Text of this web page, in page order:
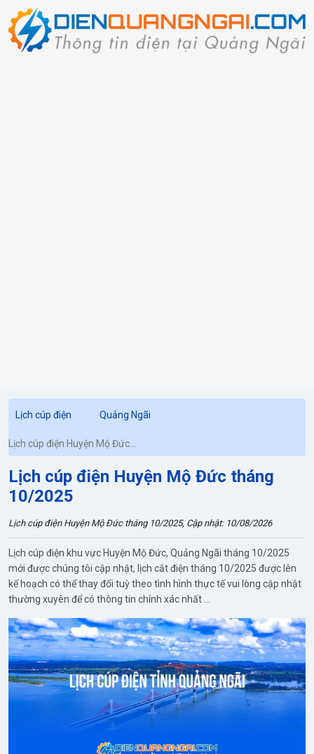
Lịch cúp điện Quảng Ngãi
Lịch cúp điện Huyện Mộ Đức
tháng 10/2025
Lịch cúp điện Huyện Mộ Đức tháng
10/2025
Lịch cúp điện Huyện Mộ Đức tháng 10/2025, Cập nhật: 10/08/2026
Lịch cúp điện khu vực Huyện Mộ Đức, Quảng Ngãi tháng 10/2025
mới được chúng tôi cập nhật, lịch cắt điện tháng 10/2025 được lên
kế hoạch có thể thay đổi tuỳ theo tình hình thực tế vui lòng cập nhật
thường xuyên để có thông tin chính xác nhất ...